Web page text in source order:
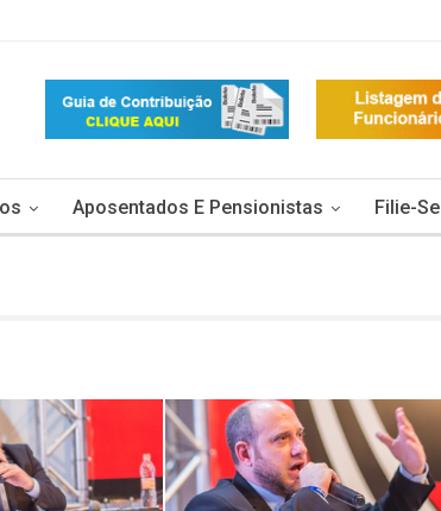
Aposentados E Pensionistas Filie-Se